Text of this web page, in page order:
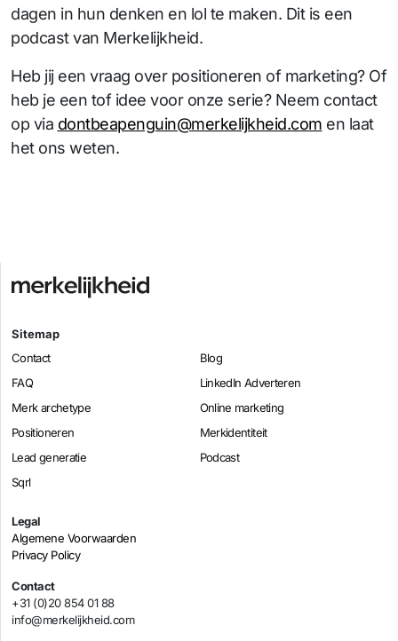
dagen in hun denken en lol te maken. Dit is een
podcast van Merkelijkheid.
Heb jij een vraag over positioneren of marketing? Of
heb je een tof idee voor onze serie? Neem contact
op via dontbeapenguin@merkelijkheid.com en laat
het ons weten.
Sitemap
Contact
Blog
FAQ
LinkedIn Adverteren
Merk archetype
Online marketing
Positioneren
Merkidentiteit
Lead generatie
Podcast
Sqrl
Legal
Algemene Voorwaarden
Privacy Policy
Contact
+31 (0)20 854 01 88
info@merkelijkheid.com